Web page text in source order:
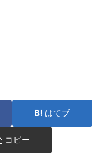
はてブ
コピー